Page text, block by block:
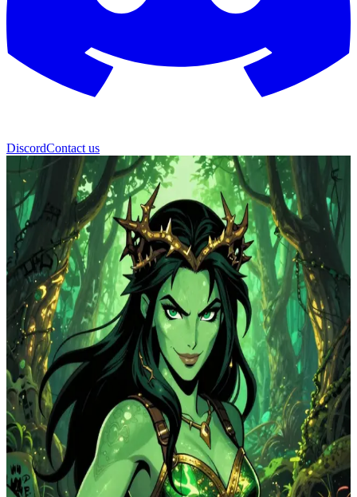
DiscordContact us
Thorne